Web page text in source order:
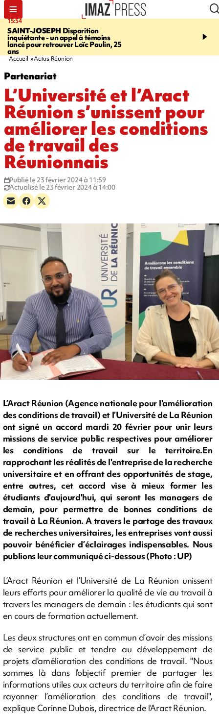
15:54
SAINT-JOSEPH Disparition
inquiétante - un appel à témoins
lancé pour retrouver Loïc Paulin, 25
ans
17:52
dimanche pour
Accueil Actus Réunion
Partenariat
L’Université et l’Aract
Réunion s’unissent pour
améliorer les conditions
de travail des
Réunionnais
Publié le 23 février 2024 à 11:59
Actualisé le 23 février 2024 à 14:00
L’Aract Réunion (Agence nationale pour l'amélioration
des conditions de travail) et l’Université de La Réunion
ont signé un accord mardi 20 février pour unir leurs
missions de service public respectives pour améliorer
les conditions de travail sur le territoire.En
rapprochant les réalités de l'entreprise de la recherche
universitaire et en offrant des opportunités de stage,
entre autres, cet accord vise à mieux former les
étudiants d'aujourd'hui, qui seront les managers de
demain, pour permettre de bonnes conditions de
travail à La Réunion. A travers le partage des travaux
de recherches universitaires, les entreprises vont aussi
pouvoir bénéficier d’éclairages indispensables. Nous
publions leur communiqué ci-dessous (Photo : UP)
L’Aract Réunion et l’Université de La Réunion unissent
leurs efforts pour améliorer la qualité de vie au travail à
travers les managers de demain : les étudiants qui sont
en cours de formation actuellement.
Les deux structures ont en commun d’avoir des missions
de service public et tendre au développement de
projets d'amélioration des conditions de travail. "Nous
sommes là dans l’objectif premier de partager les
informations utiles aux acteurs du territoire afin de faire
rayonner l’amélioration des conditions de travail",
explique Corinne Dubois, directrice de l’Aract Réunion.